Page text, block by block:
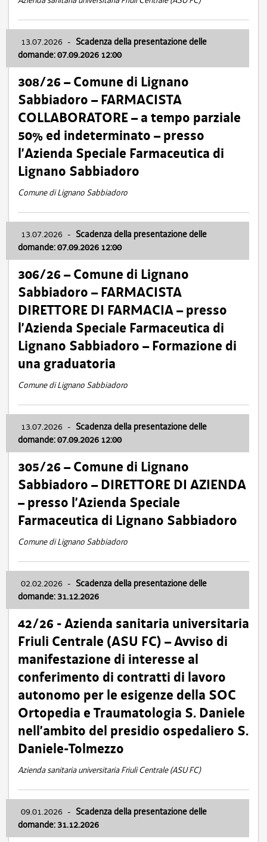
13.07.2026 - Scadenza della presentazione delle
domande: 07.09.2026 12:00
308/26 – Comune di Lignano
Sabbiadoro – FARMACISTA
COLLABORATORE – a tempo parziale
50% ed indeterminato – presso
l’Azienda Speciale Farmaceutica di
Lignano Sabbiadoro
Comune di Lignano Sabbiadoro
13.07.2026 - Scadenza della presentazione delle
domande: 07.09.2026 12:00
306/26 – Comune di Lignano
Sabbiadoro – FARMACISTA
DIRETTORE DI FARMACIA – presso
l’Azienda Speciale Farmaceutica di
Lignano Sabbiadoro – Formazione di
una graduatoria
Comune di Lignano Sabbiadoro
13.07.2026 - Scadenza della presentazione delle
domande: 07.09.2026 12:00
305/26 – Comune di Lignano
Sabbiadoro – DIRETTORE DI AZIENDA
– presso l’Azienda Speciale
Farmaceutica di Lignano Sabbiadoro
Comune di Lignano Sabbiadoro
02.02.2026 - Scadenza della presentazione delle
domande: 31.12.2026
42/26 - Azienda sanitaria universitaria
Friuli Centrale (ASU FC) – Avviso di
manifestazione di interesse al
conferimento di contratti di lavoro
autonomo per le esigenze della SOC
Ortopedia e Traumatologia S. Daniele
nell’ambito del presidio ospedaliero S.
Daniele-Tolmezzo
Azienda sanitaria universitaria Friuli Centrale (ASU FC)
09.01.2026 - Scadenza della presentazione delle
domande: 31.12.2026